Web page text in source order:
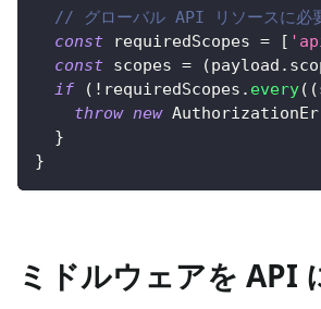
// グローバル API リソースに必
const requiredScopes = [
const scopes = (payload .
if
( ! requiredScopes . every( (
throw new
}
}
ミドルウェアを API